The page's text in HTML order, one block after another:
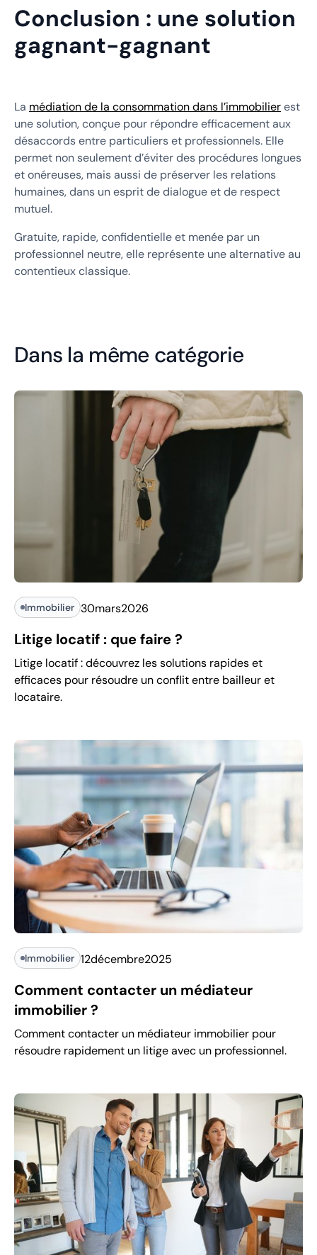
Conclusion : une solution
gagnant-gagnant
La médiation de la consommation dans l’immobilierest
une solution, conçue pour répondre efficacement aux
désaccords entre particuliers et professionnels. Elle
permet non seulement d’éviter des procédures longues
et onéreuses, mais aussi de préserver les relations
humaines, dans un esprit de dialogue et de respect
mutuel.
Gratuite, rapide, confidentielle et menée par un
professionnel neutre, elle représente une alternative au
contentieux classique.
Dans la même catégorie
Immobilier 30mars2026
Litige locatif : que faire ?
Litige locatif : découvrez les solutions rapides et
efficaces pour résoudre un conflit entre bailleur et
locataire.
Immobilier 12décembre2025
Comment contacter un médiateur
immobilier ?
Comment contacter un médiateur immobilier pour
résoudre rapidement un litige avec un professionnel.